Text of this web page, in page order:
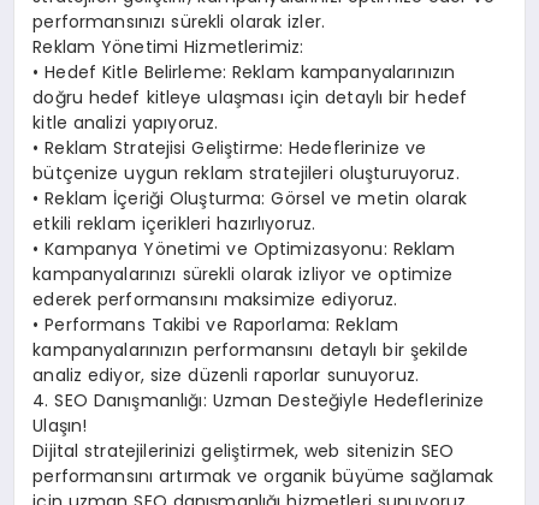
performansınızı sürekli olarak izler.
Reklam Yönetimi Hizmetlerimiz:
• Hedef Kitle Belirleme: Reklam kampanyalarınızın
doğru hedef kitleye ulaşması için detaylı bir hedef
kitle analizi yapıyoruz.
• Reklam Stratejisi Geliştirme: Hedeflerinize ve
bütçenize uygun reklam stratejileri oluşturuyoruz.
• Reklam İçeriği Oluşturma: Görsel ve metin olarak
etkili reklam içerikleri hazırlıyoruz.
• Kampanya Yönetimi ve Optimizasyonu: Reklam
kampanyalarınızı sürekli olarak izliyor ve optimize
ederek performansını maksimize ediyoruz.
• Performans Takibi ve Raporlama: Reklam
kampanyalarınızın performansını detaylı bir şekilde
analiz ediyor, size düzenli raporlar sunuyoruz.
4. SEO Danışmanlığı: Uzman Desteğiyle Hedeflerinize
Ulaşın!
Dijital stratejilerinizi geliştirmek, web sitenizin SEO
performansını artırmak ve organik büyüme sağlamak